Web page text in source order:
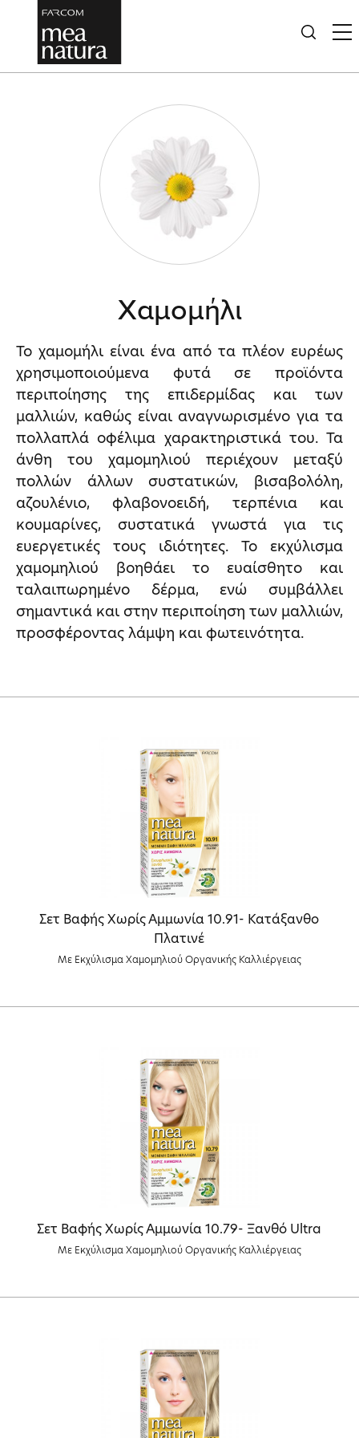
Χαμομήλι
Το χαμομήλι είναι ένα από τα πλέον ευρέως
χρησιμοποιούμενα φυτά σε προϊόντα
περιποίησης της επιδερμίδας και των
μαλλιών, καθώς είναι αναγνωρισμένο για τα
πολλαπλά οφέλιμα χαρακτηριστικά του. Τα
άνθη του χαμομηλιού περιέχουν μεταξύ
πολλών άλλων συστατικών, βισαβολόλη,
αζουλένιο, φλαβονοειδή, τερπένια και
κουμαρίνες, συστατικά γνωστά για τις
ευεργετικές τους ιδιότητες. Το εκχύλισμα
χαμομηλιού βοηθάει το ευαίσθητο και
ταλαιπωρημένο δέρμα, ενώ συμβάλλει
σημαντικά και στην περιποίηση των μαλλιών,
προσφέροντας λάμψη και φωτεινότητα.
Σετ Βαφής Χωρίς Αμμωνία 10.91- Κατάξανθο
Πλατινέ
Με Εκχύλισμα Χαμομηλιού Οργανικής Καλλιέργειας
Σετ Βαφής Χωρίς Αμμωνία 10.79- Ξανθό Ultra
Με Εκχύλισμα Χαμομηλιού Οργανικής Καλλιέργειας